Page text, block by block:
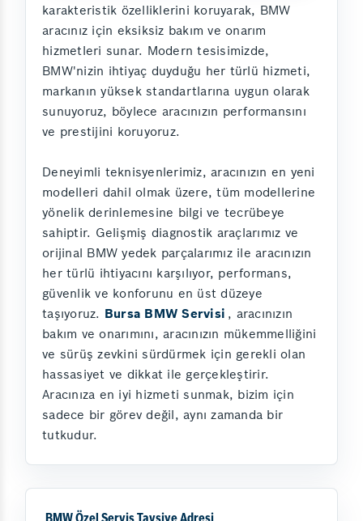
karakteristik özelliklerini koruyarak, BMW
aracınız için eksiksiz bakım ve onarım
hizmetleri sunar. Modern tesisimizde,
BMW'nizin ihtiyaç duyduğu her türlü hizmeti,
markanın yüksek standartlarına uygun olarak
sunuyoruz, böylece aracınızın performansını
ve prestijini koruyoruz.
Deneyimli teknisyenlerimiz, aracınızın en yeni
modelleri dahil olmak üzere, tüm modellerine
yönelik derinlemesine bilgi ve tecrübeye
sahiptir. Gelişmiş diagnostik araçlarımız ve
orijinal BMW yedek parçalarımız ile aracınızın
her türlü ihtiyacını karşılıyor, performans,
güvenlik ve konforunu en üst düzeye
taşıyoruz. Bursa BMW Servisi , aracınızın
bakım ve onarımını, aracınızın mükemmelliğini
ve sürüş zevkini sürdürmek için gerekli olan
hassasiyet ve dikkat ile gerçekleştirir.
Aracınıza en iyi hizmeti sunmak, bizim için
sadece bir görev değil, aynı zamanda bir
tutkudur.